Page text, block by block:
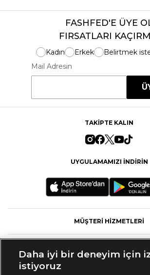
FASHFED'E ÜYE
FIRSATLARI
Kadın Erkek
Belirtmek
Mail Adresin
TAKİPTE KALIN
UYGULAMAMIZI İNDİRİN
MÜŞTERİ HİZMETLERİ
Daha iyi bir deneyim için
istiyoruz